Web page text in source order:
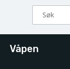
Våpen